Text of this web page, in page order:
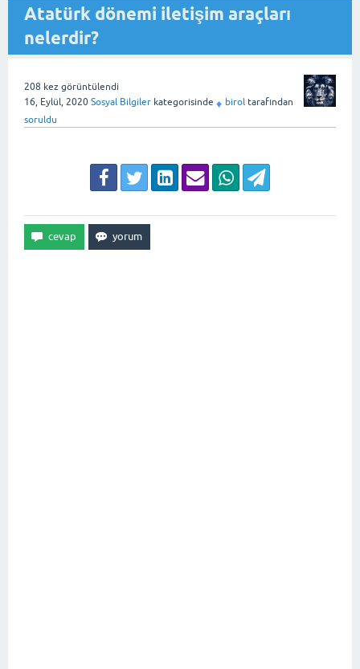
Atatürk dönemi iletişim araçları
nelerdir?
208 kez görüntülendi
16, Eylül, 2020 Sosyal Bilgiler kategorisinde ♦ birol tarafından
soruldu